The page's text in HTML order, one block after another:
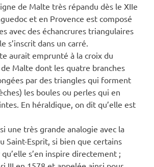
de Malte très répandu dès le XIIe
et en Provence est composé
avec des échancrures triangulaires
s’inscrit dans un carré.
aurait emprunté à la croix du
Malte dont les quatre branches
par des triangles qui forment
les boules ou perles qui en
En héraldique, on dit qu’elle est
une très grande analogie avec la
Saint-Esprit, si bien que certains
s’en inspire directement ;